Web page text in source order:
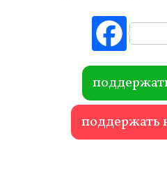
Fac
ebo
ok
поддержать